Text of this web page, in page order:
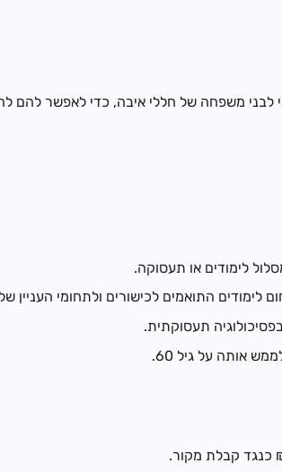
לבני משפחה של חללי איבה, כדי לאפשר
לימודים או תעסוקה.
לימודים התואמים לכישורים ולתחומי העניין
תעסוקתית.